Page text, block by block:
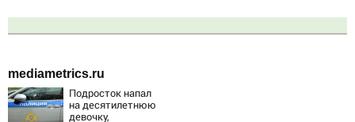
mediametrics.ru
Подросток напал
на десятилетнюю
девочку,